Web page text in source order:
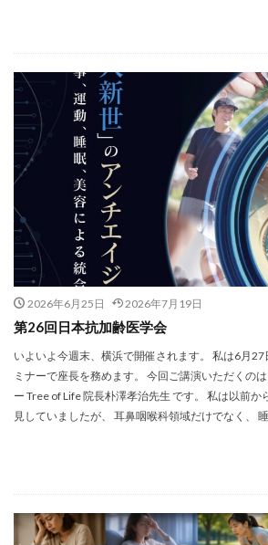
2026年6月25日 2026年7月19日
第26回日本抗加齢医学会
いよいよ今週末、横浜で開催されます。 私は6月
ミナーで座長を務めます。 今回ご講演いただくの
ー Tree of Life 院長朴澤孝治先生 です。 私は以前
見していましたが、 耳鼻咽喉科領域だけでなく、